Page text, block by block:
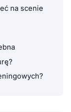
na scenie